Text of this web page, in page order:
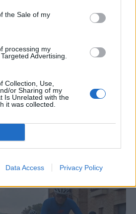
the Sale of my
processing my
Advertising.
Collection, Use,
or Sharing of my
Is Unrelated with the
it was collected.
Data Access Privacy Policy
l’Ebre